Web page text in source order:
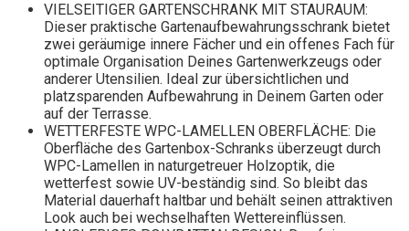
VIELSEITIGER GARTENSCHRANK MIT STAURAUM:
Dieser praktische Gartenaufbewahrungsschrank bietet
zwei geräumige innere Fächer und ein offenes Fach für
optimale Organisation Deines Gartenwerkzeugs oder
anderer Utensilien. Ideal zur übersichtlichen und
platzsparenden Aufbewahrung in Deinem Garten oder
auf der Terrasse.
WETTERFESTE WPC-LAMELLEN OBERFLÄCHE: Die
Oberfläche des Gartenbox-Schranks überzeugt durch
WPC-Lamellen in naturgetreuer Holzoptik, die
wetterfest sowie UV-beständig sind. So bleibt das
Material dauerhaft haltbar und behält seinen attraktiven
Look auch bei wechselhaften Wettereinflüssen.